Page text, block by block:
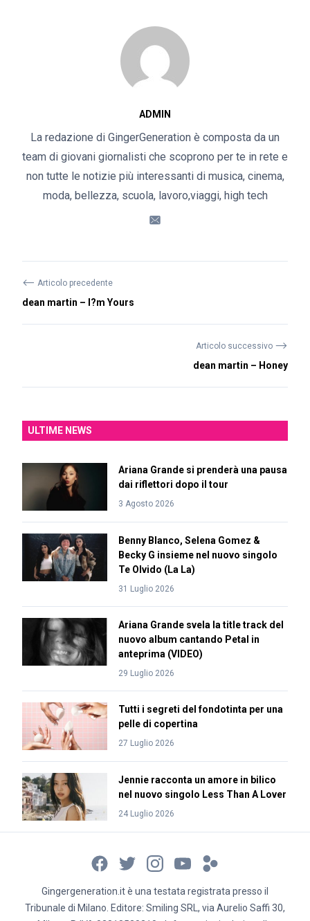
ADMIN
La redazione di GingerGeneration è composta da un
team di giovani giornalisti che scoprono per te in rete e
non tutte le notizie più interessanti di musica, cinema,
moda, bellezza, scuola, lavoro,viaggi, high tech
⟵ Articolo precedente
dean martin – I?m Yours
Articolo successivo ⟶
dean martin – Honey
ULTIME NEWS
Ariana Grande si prenderà una pausa
dai riflettori dopo il tour
3 Agosto 2026
Benny Blanco, Selena Gomez &
Becky G insieme nel nuovo singolo
Te Olvido (La La)
31 Luglio 2026
Ariana Grande svela la title track del
nuovo album cantando Petal in
anteprima (VIDEO)
29 Luglio 2026
Tutti i segreti del fondotinta per una
pelle di copertina
27 Luglio 2026
Jennie racconta un amore in bilico
nel nuovo singolo Less Than A Lover
24 Luglio 2026
Gingergeneration.it è una testata registrata presso il
Tribunale di Milano. Editore: Smiling SRL, via Aurelio Saffi 30,